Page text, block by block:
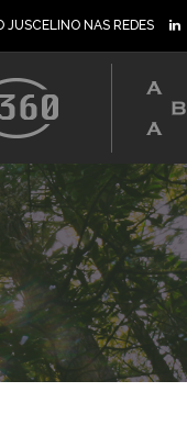
JUSCELINO NAS REDES